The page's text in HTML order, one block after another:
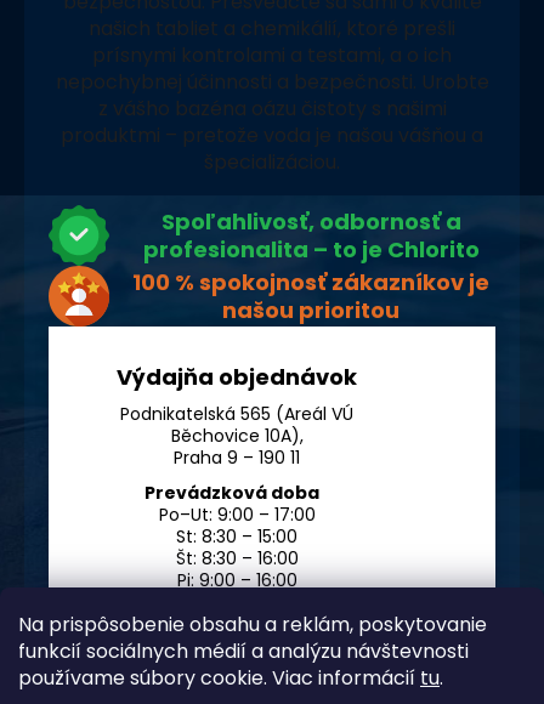
Na prispôsobenie obsahu a reklám, poskytovanie
funkcií sociálnych médií a analýzu návštevnosti
používame súbory cookie. Viac informácií tu.
našich tabliet a chemikálií, ktoré prešli
prísnymi kontrolami a testami, a o ich
nepochybnej účinnosti a bezpečnosti. Urobte
z vášho bazéna oázu čistoty s našimi
produktmi – pretože voda je našou vášňou a
špecializáciou.
Spoľahlivosť, odbornosť a
profesionalita – to je Chlorito
100 % spokojnosť zákazníkov je
našou prioritou
Výdajňa objednávok
Podnikatelská 565 (Areál VÚ
Běchovice 10A),
Praha 9 – 190 11
Prevádzková doba
Po–Ut: 9:00 – 17:00
St: 8:30 – 15:00
Št: 8:30 – 16:00
Pi: 9:00 – 16:00